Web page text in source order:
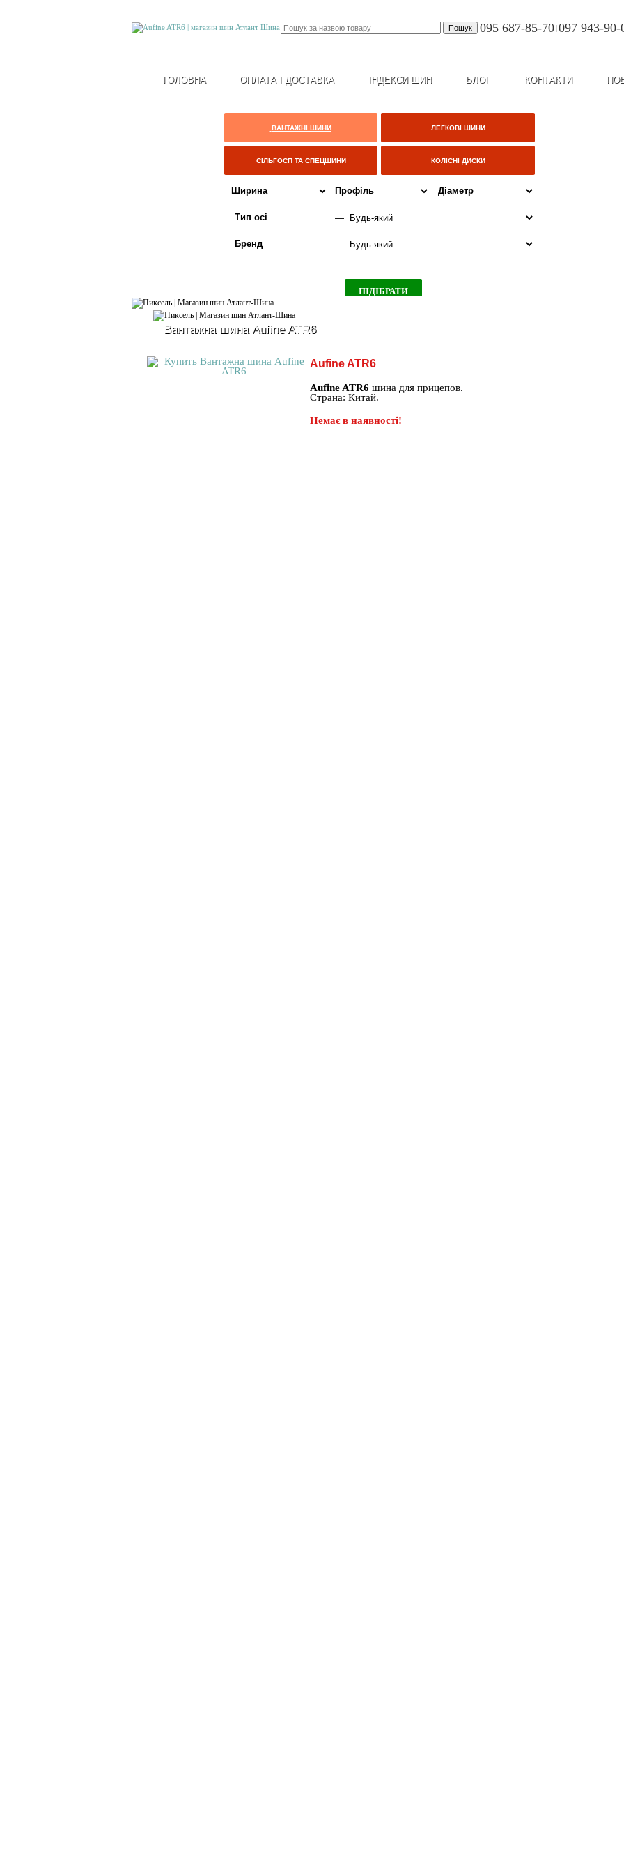
095 687-85-70 |097 943-90-
ГОЛОВНА ОПЛАТА І ДОСТАВКА ІНДЕКСИ ШИН БЛОГ КОНТАКТИ
ВАНТАЖНІ ШИНИ ЛЕГКОВІ ШИНИ
СІЛЬГОСП ТА СПЕЦШИНИ КОЛІСНІ ДИСКИ
Ширина Профіль Діаметр
Тип осі
Бренд
Вантажна шина Aufine ATR6
Aufine ATR6
Aufine ATR6 шина для прицепов.
Страна: Китай.
Немає в наявності!